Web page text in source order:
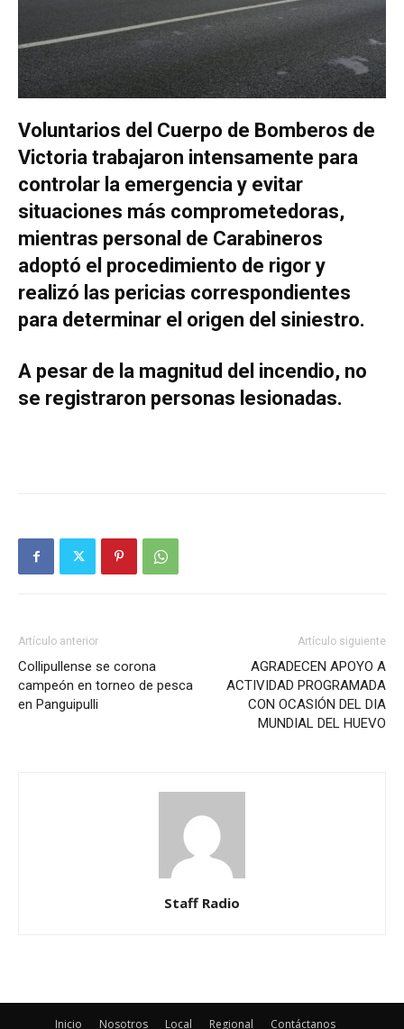
Voluntarios del Cuerpo de Bomberos de
Victoria trabajaron intensamente para
controlar la emergencia y evitar
situaciones más comprometedoras,
mientras personal de Carabineros
adoptó el procedimiento de rigor y
realizó las pericias correspondientes
para determinar el origen del siniestro.
A pesar de la magnitud del incendio, no
se registraron personas lesionadas.
Artículo anterior
Collipullense se corona
campeón en torneo de pesca
en Panguipulli
Artículo siguiente
AGRADECEN APOYO A
ACTIVIDAD PROGRAMADA
CON OCASIÓN DEL DIA
MUNDIAL DEL HUEVO
Staff Radio
Inicio Nosotros Local Regional Contáctanos